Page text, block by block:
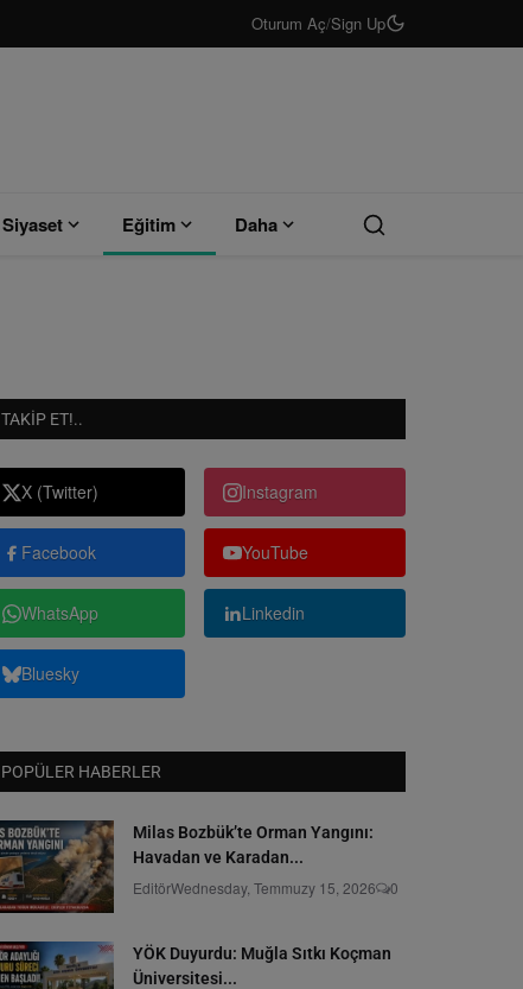
Oturum Aç/Sign Up
Siyaset Eğitim Daha
TAKIP ET!..
X (Twitter) Instagram
Facebook YouTube
WhatsApp Linkedin
Bluesky
POPÜLER HABERLER
Milas Bozbük’te Orman Yangını:
Havadan ve Karadan...
EditörWednesday, Temmuzy 15, 2026 0
YÖK Duyurdu: Muğla Sıtkı Koçman
Üniversitesi...